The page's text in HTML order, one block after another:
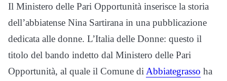
Il Ministero delle Pari Opportunità inserisce la storia
dell’abbiatense Nina Sartirana in una pubblicazione
dedicata alle donne. L’Italia delle Donne: questo il
titolo del bando indetto dal Ministero delle Pari
Opportunità, al quale il Comune di Abbiategrasso ha